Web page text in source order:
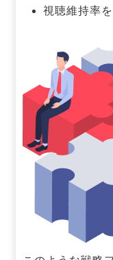
視聴維持率